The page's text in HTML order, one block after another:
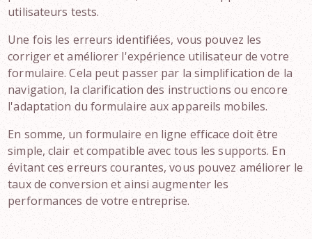
utilisateurs tests.
Une fois les erreurs identifiées, vous pouvez les
corriger et améliorer l'expérience utilisateur de votre
formulaire. Cela peut passer par la simplification de la
navigation, la clarification des instructions ou encore
l'adaptation du formulaire aux appareils mobiles.
En somme, un formulaire en ligne efficace doit être
simple, clair et compatible avec tous les supports. En
évitant ces erreurs courantes, vous pouvez améliorer le
taux de conversion et ainsi augmenter les
performances de votre entreprise.